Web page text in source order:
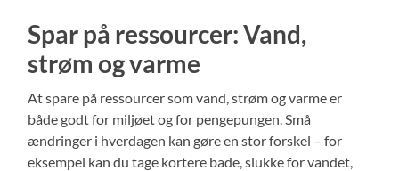
Spar på ressourcer: Vand,
strøm og varme
At spare på ressourcer som vand, strøm og varme er
både godt for miljøet og for pengepungen. Små
ændringer i hverdagen kan gøre en stor forskel – for
eksempel kan du tage kortere bade, slukke for vandet,